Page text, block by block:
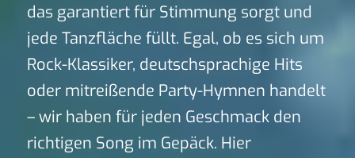
das garantiert für Stimmung sorgt und
jede Tanzfläche füllt. Egal, ob es sich um
Rock-Klassiker, deutschsprachige Hits
oder mitreißende Party-Hymnen handelt
– wir haben für jeden Geschmack den
richtigen Song im Gepäck. Hier